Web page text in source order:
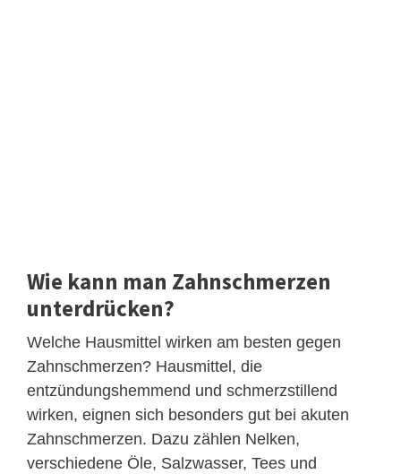
Wie kann man Zahnschmerzen
unterdrücken?
Welche Hausmittel wirken am besten gegen
Zahnschmerzen? Hausmittel, die
entzündungshemmend und schmerzstillend
wirken, eignen sich besonders gut bei akuten
Zahnschmerzen. Dazu zählen Nelken,
verschiedene Öle, Salzwasser, Tees und